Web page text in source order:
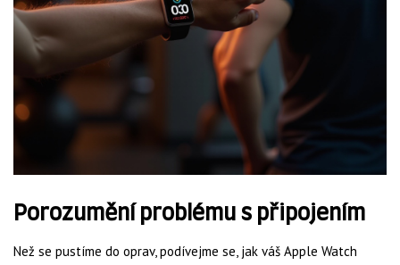
Porozumění problému s připojením
Než se pustíme do oprav, podívejme se, jak váš Apple Watch